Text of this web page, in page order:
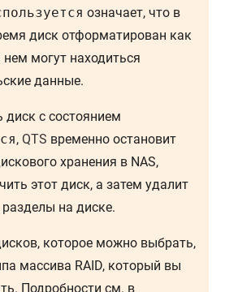
означает, что в
диск отформатирован как
могут находиться
данные.
диск с состоянием
, QTS временно остановит
хранения в NAS,
этот диск, а затем удалит
на диске.
которое можно выбрать,
массива RAID, который вы
Подробности см. в